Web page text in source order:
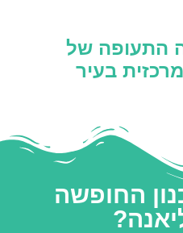
התעופה של
בעיר
החופשה